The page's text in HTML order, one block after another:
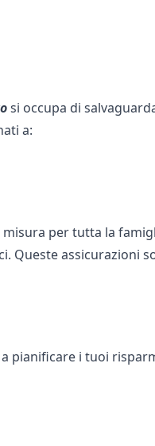
si occupa di
a:
per tutta la
Queste assicurazioni
pianificare i tuoi